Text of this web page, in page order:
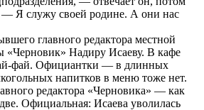
— Я служу своей родине. А они нас
главного редактора местной
«Черновик» Надиру Исаеву. В кафе
фай. Официантки — в длинных
напитков в меню тоже нет.
редактора «Черновика» — как
Официальная: Исаева уволилась